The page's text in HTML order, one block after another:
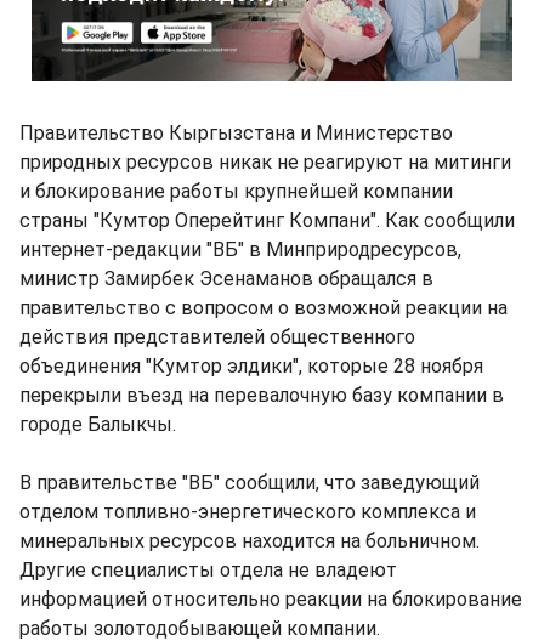
Правительство Кыргызстана и Министерство
природных ресурсов никак не реагируют на митинги
и блокирование работы крупнейшей компании
страны "Кумтор Оперейтинг Компани". Как сообщили
интернет-редакции "ВБ" в Минприродресурсов,
министр Замирбек Эсенаманов обращался в
правительство с вопросом о возможной реакции на
действия представителей общественного
объединения "Кумтор элдики", которые 28 ноября
перекрыли въезд на перевалочную базу компании в
городе Балыкчы.
В правительстве "ВБ" сообщили, что заведующий
отделом топливно-энергетического комплекса и
минеральных ресурсов находится на больничном.
Другие специалисты отдела не владеют
информацией относительно реакции на блокирование
работы золотодобывающей компании.